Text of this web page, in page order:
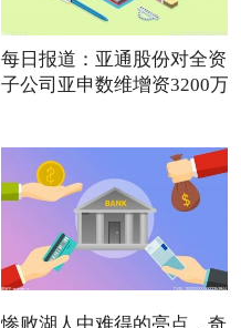
每日报道：亚通股份对全资
子公司亚申数维增资3200万